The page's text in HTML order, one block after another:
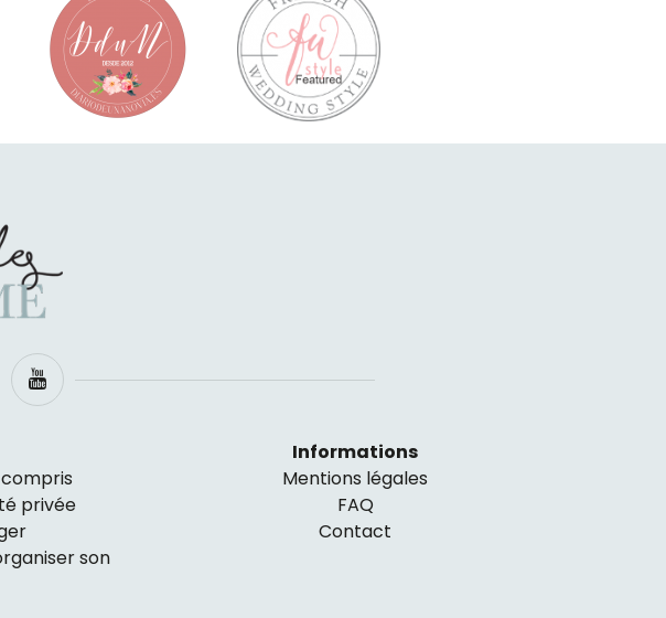
privée
son
Informations
Mentions légales
FAQ
Contact